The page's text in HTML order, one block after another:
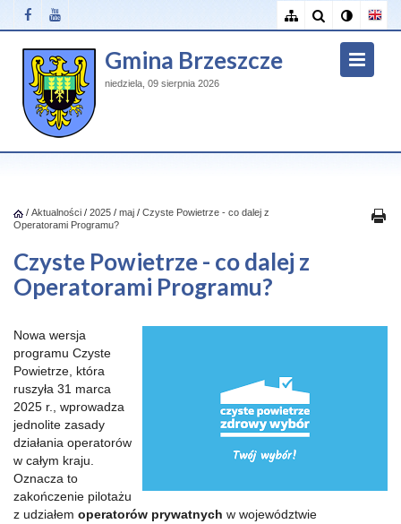
Gmina Brzeszcze
niedziela, 09 sierpnia 2026
/ Aktualności / 2025 / maj / Czyste Powietrze - co dalej z
Operatorami Programu?
Czyste Powietrze - co dalej z
Operatorami Programu?
Nowa wersja
programu Czyste
Powietrze, która
ruszyła 31 marca
2025 r., wprowadza
jednolite zasady
działania operatorów
w całym kraju.
Oznacza to
zakończenie pilotażu
z udziałem operatorów prywatnych w województwie